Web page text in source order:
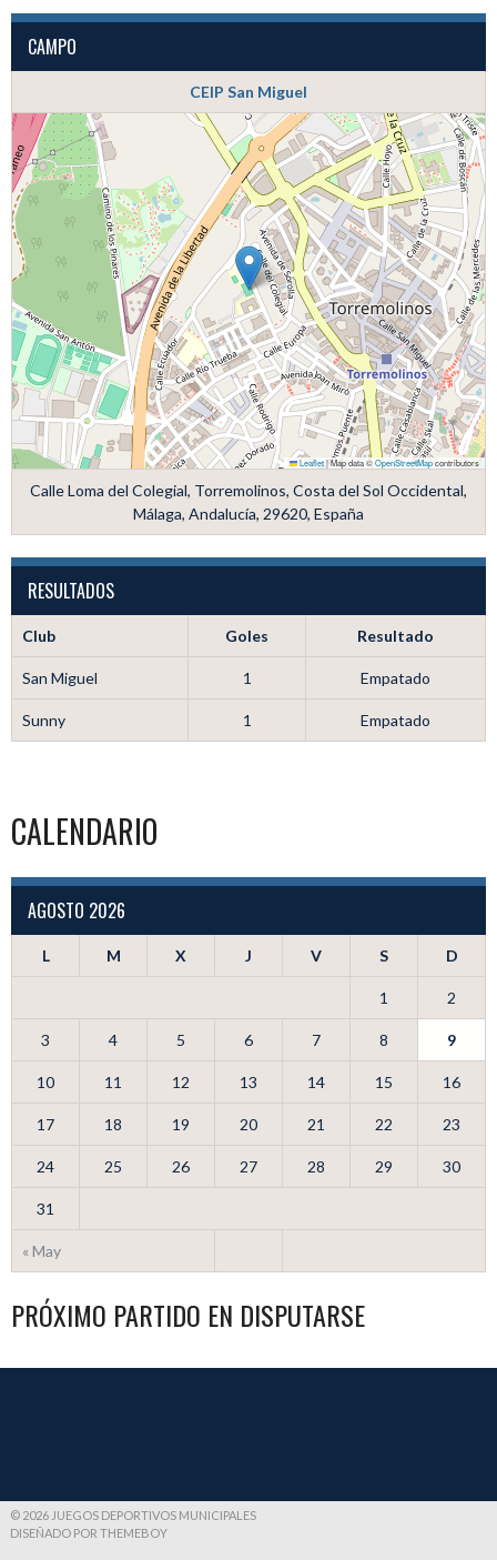
CAMPO
CEIP San Miguel
Leaflet|Map data ©OpenStreetMapcontributors
Calle Loma del Colegial, Torremolinos, Costa del Sol Occidental,
Málaga, Andalucía, 29620, España
RESULTADOS
Club Goles Resultado
San Miguel 1 Empatado
Sunny 1 Empatado
CALENDARIO
AGOSTO 2026
L M X J V S D
« May
1 2
3 4 5 6 7 8 9
10 11 12 13 14 15 16
17 18 19 20 21 22 23
24 25 26 27 28 29 30
31
PRÓXIMO PARTIDO EN DISPUTARSE
© 2026 JUEGOS DEPORTIVOS MUNICIPALES
DISEÑADO POR THEMEBOY